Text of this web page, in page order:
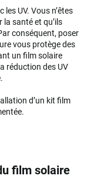
les UV. Vous n’êtes
santé et qu’ils
conséquent, poser
vous protège des
un film solaire
réduction des UV
d’un kit film
film solaire